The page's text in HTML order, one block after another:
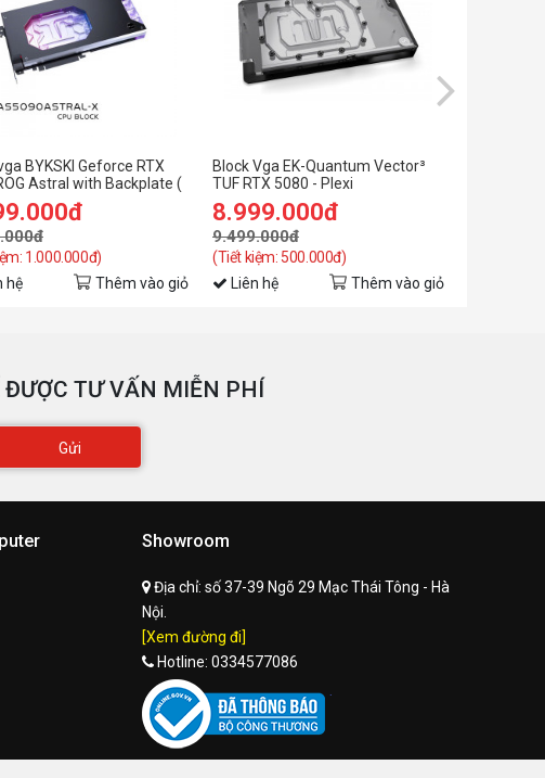
BYKSKI Geforce RTX
Astral with Backplate (
RTX 5090 )
1.000.000đ)
hệ Thêm vào giỏ
Block Vga EK-Quantum Vector³
TUF RTX 5080 - Plexi
8.999.000đ
9.499.000đ
(Tiết kiệm: 500.000đ)
Liên hệ Thêm vào giỏ
TƯ VẤN MIỄN PHÍ
Gửi
Showroom
Địa chỉ: số 37-39 Ngõ 29 Mạc Thái Tông - Hà
Nội.
[Xem đường đi]
Hotline: 0334577086